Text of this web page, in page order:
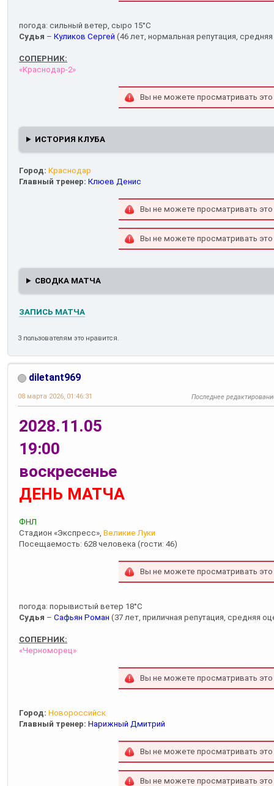
погода: сильный ветер, сыро 15°С
Судья – Куликов Сергей (46 лет, нормальная репутация,
СОПЕРНИК:
«Краснодар-2»
Вы не можете просматривать
ИСТОРИЯ КЛУБА
Город: Краснодар
Главный тренер: Клюев Денис
Вы не можете просматривать
Вы не можете просматривать
СВОДКА МАТЧА
ЗАПИСЬ МАТЧА
3 пользователям это нравится.
diletant969
08 марта 2026, 01:46:31 Последнее
2028.11.05
19:00
воскресенье
ДЕНЬ МАТЧА
ФНЛ
Стадион «Экспресс», Великие Луки
Посещаемость: 628 человека (гости: 46)
Вы не можете просматривать
погода: порывистый ветер 18°С
Судья – Сафьян Роман (37 лет, приличная репутация, средняя
СОПЕРНИК:
«Черноморец»
Вы не можете просматривать
Город: Новороссийск
Главный тренер: Нарижный Дмитрий
Вы не можете просматривать
Вы не можете просматривать